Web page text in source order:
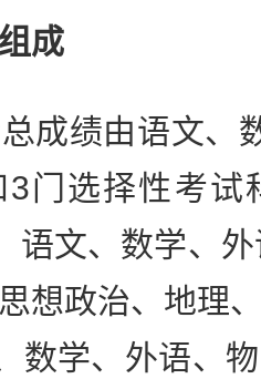
成
绩由语文、
3门选择性考试
语文、数学、
想政治、地理
数学、外语、